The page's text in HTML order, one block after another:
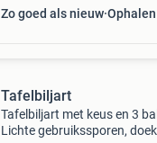
Zo goed als nieuw Ophalen
Tafelbiljart
Tafelbiljart met keus en 3
Lichte gebruikssporen,